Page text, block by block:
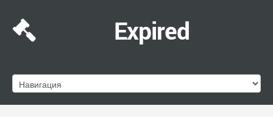
Expired